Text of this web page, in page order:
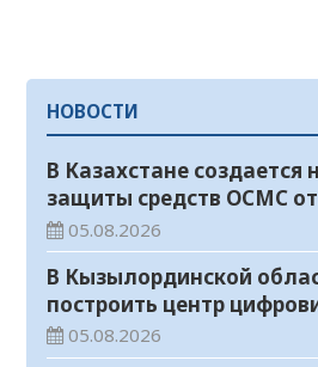
НОВОСТИ
В Казахстане создается
защиты средств ОСМС от
необоснованных выплат
05.08.2026
В Кызылординской
построить центр
05.08.2026